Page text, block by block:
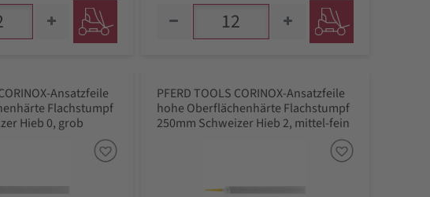
Ansatzfeile
Flachstumpf
Hieb 0, grob
PFERD TOOLS CORINOX-Ansatzfeile
hohe Oberflächenhärte Flachstumpf
250mm Schweizer Hieb 2, mittel-fein